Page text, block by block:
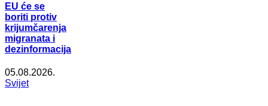
EU će se
boriti protiv
krijumčarenja
migranata i
dezinformacija
05.08.2026.
Svijet